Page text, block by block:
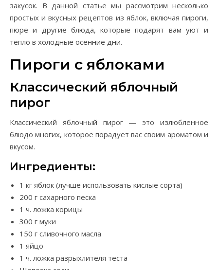
закусок. В данной статье мы рассмотрим несколько
простых и вкусных рецептов из яблок, включая пироги,
пюре и другие блюда, которые подарят вам уют и
тепло в холодные осенние дни.
Пироги с яблоками
Классический яблочный
пирог
Классический яблочный пирог — это излюбленное
блюдо многих, которое порадует вас своим ароматом и
вкусом.
Ингредиенты:
1 кг яблок (лучше использовать кислые сорта)
200 г сахарного песка
1 ч. ложка корицы
300 г муки
150 г сливочного масла
1 яйцо
1 ч. ложка разрыхлителя теста